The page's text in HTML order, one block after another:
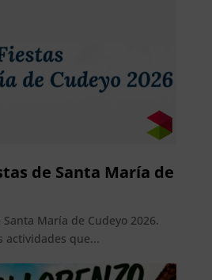
de Santa María de
María de Cudeyo 2026.
actividades que...